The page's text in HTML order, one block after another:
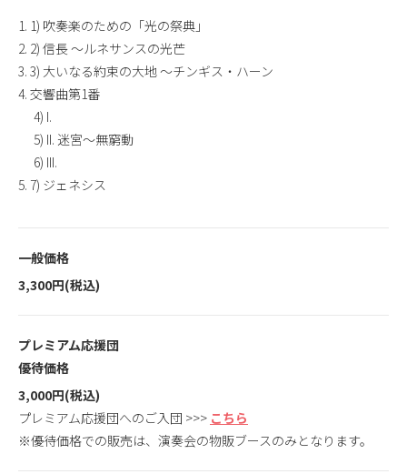
1. 1) 吹奏楽のための「光の祭典」
2. 2) 信長 ～ルネサンスの光芒
3. 3) 大いなる約束の大地 ～チンギス・ハーン
4. 交響曲第1番
4) I.
5) II. 迷宮～無窮動
6) III.
5. 7) ジェネシス
一般価格
3,300円(税込)
プレミアム応援団
優待価格
3,000円(税込)
プレミアム応援団へのご入団 >>> こちら
※優待価格での販売は、演奏会の物販ブースのみとなります。